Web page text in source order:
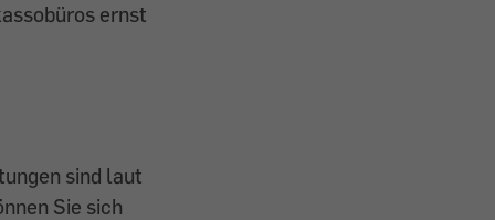
ernst
sind laut
Sie sich